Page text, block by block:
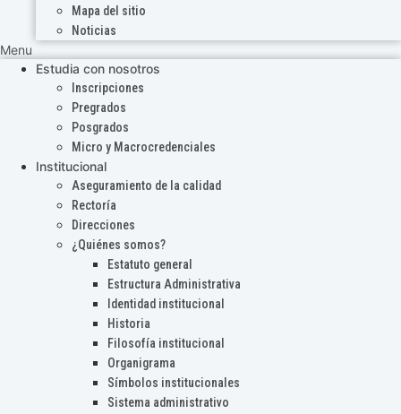
Mapa del sitio
Noticias
Menu
Estudia con nosotros
Inscripciones
Pregrados
Posgrados
Micro y Macrocredenciales
Institucional
Aseguramiento de la calidad
Rectoría
Direcciones
¿Quiénes somos?
Estatuto general
Estructura Administrativa
Identidad institucional
Historia
Filosofía institucional
Organigrama
Símbolos institucionales
Sistema administrativo